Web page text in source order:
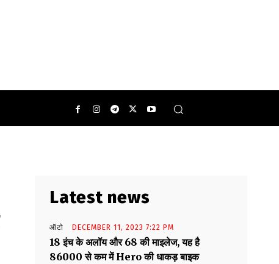
Latest news
ऑटो DECEMBER 11, 2023 7:22 PM
18 इंच के अलॉय और 68 की माइलेज, यह है
86000 से कम में Hero की धाकड़ बाइक